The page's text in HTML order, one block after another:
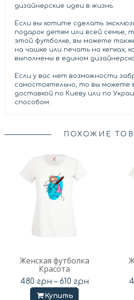
дизайнерские идеи в жизнь.
Если вы хотите сделать
подарок детям или всей семье,
этой футболке, вы можете
на чашке или печать на кепках,
выполнены в едином
Если у вас нет возможности
самостоятельно, то вы можете
доставкой по Киеву или по
способом.
ПОХОЖИЕ
Женская футболка
Красота
480 грн – 610 грн
Купить